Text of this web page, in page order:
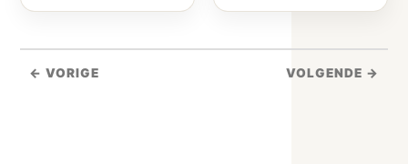
← VORIGE VOLGENDE →